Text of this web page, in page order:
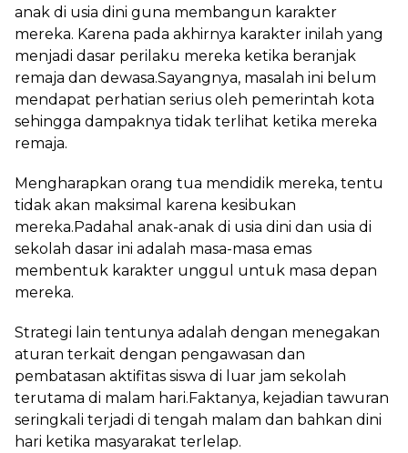
anak di usia dini guna membangun karakter
mereka. Karena pada akhirnya karakter inilah yang
menjadi dasar perilaku mereka ketika beranjak
remaja dan dewasa.Sayangnya, masalah ini belum
mendapat perhatian serius oleh pemerintah kota
sehingga dampaknya tidak terlihat ketika mereka
remaja.
Mengharapkan orang tua mendidik mereka, tentu
tidak akan maksimal karena kesibukan
mereka.Padahal anak-anak di usia dini dan usia di
sekolah dasar ini adalah masa-masa emas
membentuk karakter unggul untuk masa depan
mereka.
Strategi lain tentunya adalah dengan menegakan
aturan terkait dengan pengawasan dan
pembatasan aktifitas siswa di luar jam sekolah
terutama di malam hari.Faktanya, kejadian tawuran
seringkali terjadi di tengah malam dan bahkan dini
hari ketika masyarakat terlelap.